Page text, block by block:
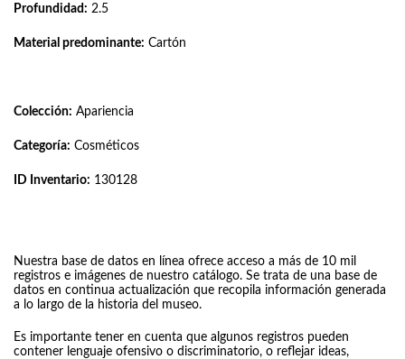
Profundidad: 2.5
Material predominante: Cartón
Colección: Apariencia
Categoría: Cosméticos
ID Inventario: 130128
Nuestra base de datos en línea ofrece acceso a más de 10 mil
registros e imágenes de nuestro catálogo. Se trata de una base de
datos en continua actualización que recopila información generada
a lo largo de la historia del museo.
Es importante tener en cuenta que algunos registros pueden
contener lenguaje ofensivo o discriminatorio, o reflejar ideas,